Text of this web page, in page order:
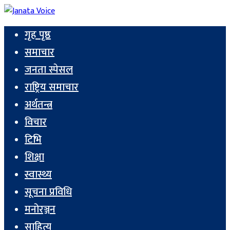
गृह पृष्ठ
समाचार
जनता स्पेसल
राष्ट्रिय समाचार
अर्थतन्त्र
विचार
टिभि
शिक्षा
स्वास्थ्य
सूचना प्रविधि
मनोरञ्जन